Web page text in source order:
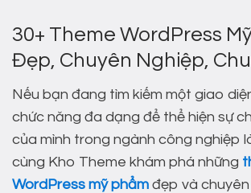
30+ Theme WordPress
Đẹp, Chuyên Nghiệp,
Nếu bạn đang tìm kiếm một giao
chức năng đa dạng để thể hiện sự
của mình trong ngành công nghiệp
cùng Kho Theme khám phá những
WordPress mỹ phẩm đẹp và